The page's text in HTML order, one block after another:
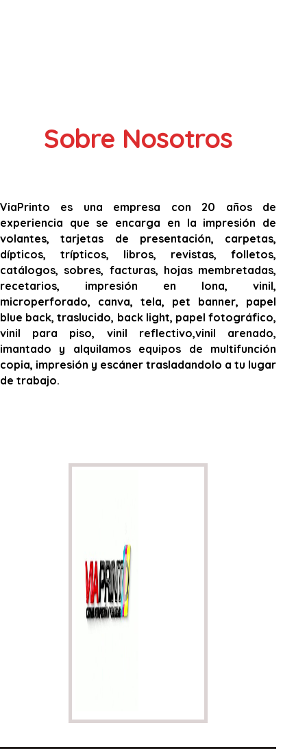
Sobre Nosotros
ViaPrinto es una empresa con 20 años de
experiencia que se encarga en la impresión de
volantes, tarjetas de presentación, carpetas,
dípticos, trípticos, libros, revistas, folletos,
catálogos, sobres, facturas, hojas membretadas,
recetarios, impresión en lona, vinil,
microperforado, canva, tela, pet banner, papel
blue back, traslucido, back light, papel fotográfico,
vinil para piso, vinil reflectivo,vinil arenado,
imantado y alquilamos equipos de multifunción
copia, impresión y escáner trasladandolo a tu lugar
de trabajo.